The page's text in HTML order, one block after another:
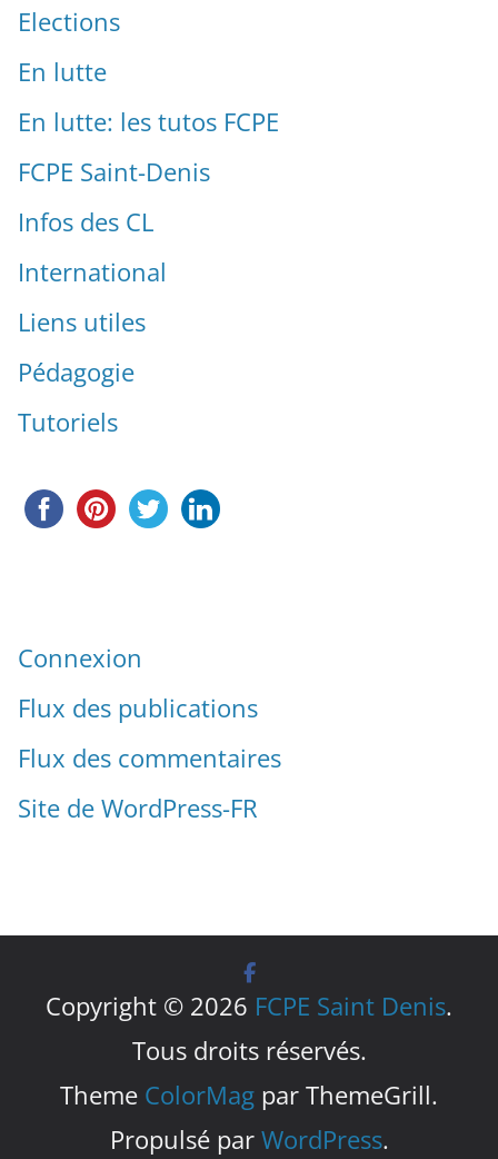
Elections
En lutte
En lutte: les tutos FCPE
FCPE Saint-Denis
Infos des CL
International
Liens utiles
Pédagogie
Tutoriels
Connexion
Flux des publications
Flux des commentaires
Site de WordPress-FR
Copyright © 2026 FCPE Saint Denis.
Tous droits réservés.
Theme ColorMag par ThemeGrill.
Propulsé parWordPress.